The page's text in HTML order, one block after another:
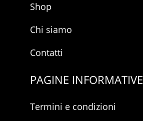
Shop
Chi siamo
Contatti
PAGINE INFORMATIVE
Termini e condizioni